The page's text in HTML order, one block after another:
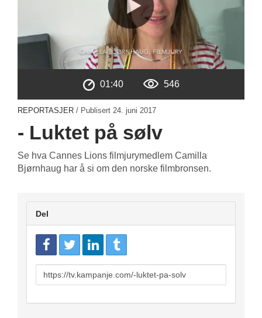
01:40 546
REPORTASJER / Publisert 24. juni 2017
- Luktet på sølv
Se hva Cannes Lions filmjurymedlem Camilla
Bjørnhaug har å si om den norske filmbronsen.
Del
URL
to